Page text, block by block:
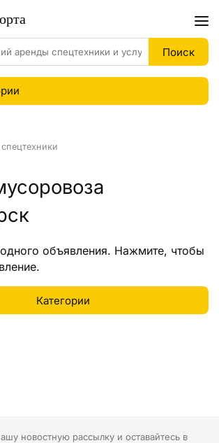
объявления. Нажмите, чтобы
новостную рассылку и оставайтесь в